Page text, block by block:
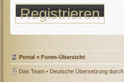
Registrieren
Portal » Foren-Übersicht
Das Team • Deutsche Übersetzung durch